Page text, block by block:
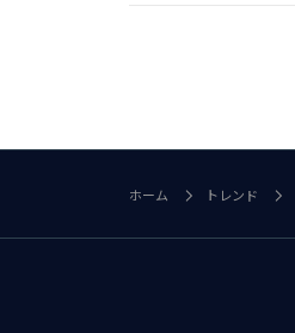
ホーム トレンド